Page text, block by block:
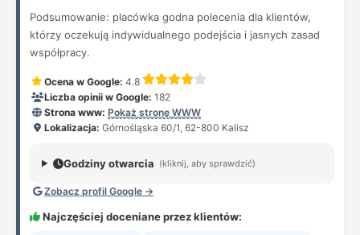
Podsumowanie: placówka godna polecenia dla klientów,
którzy oczekują indywidualnego podejścia i jasnych zasad
współpracy.
Ocena w Google: 4.8
Liczba opinii w Google: 182
Strona www: Pokaż stronę WWW
Lokalizacja: Górnośląska 60/1, 62-800 Kalisz
Godziny otwarcia (kliknij, aby sprawdzić)
Zobacz profil Google →
Najczęściej doceniane przez klientów: